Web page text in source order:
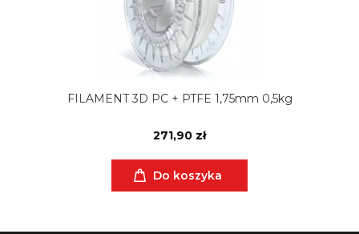
FILAMENT 3D PC + PTFE 1,75mm 0,5kg
271,90 zł
Do koszyka